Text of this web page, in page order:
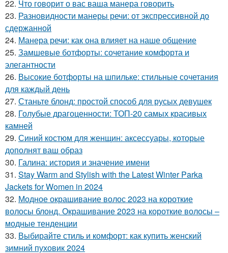
22. Что говорит о вас ваша манера говорить
23. Разновидности манеры речи: от экспрессивной до
сдержанной
24. Манера речи: как она влияет на наше общение
25. Замшевые ботфорты: сочетание комфорта и
элегантности
26. Высокие ботфорты на шпильке: стильные сочетания
для каждый день
27. Станьте блонд: простой способ для русых девушек
28. Голубые драгоценности: ТОП-20 самых красивых
камней
29. Синий костюм для женщин: аксессуары, которые
дополнят ваш образ
30. Галина: история и значение имени
31. Stay Warm and Stylish with the Latest Winter Parka
Jackets for Women in 2024
32. Модное окрашивание волос 2023 на короткие
волосы блонд. Окрашивание 2023 на короткие волосы –
модные тенденции
33. Выбирайте стиль и комфорт: как купить женский
зимний пуховик 2024